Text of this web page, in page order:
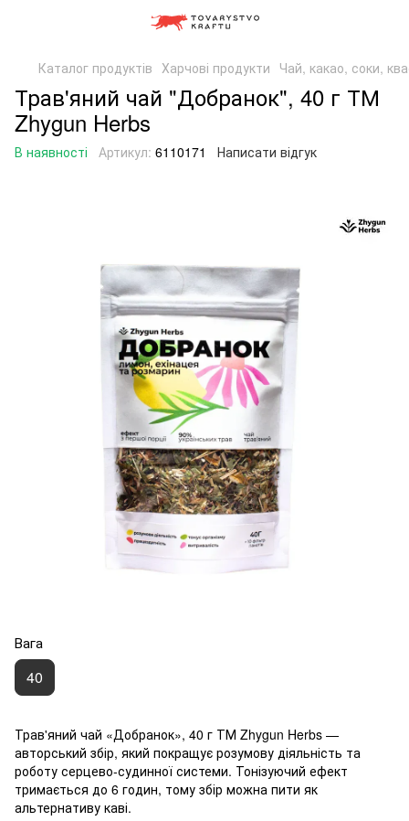
Каталог продуктів Харчові продукти Чай, какао, соки,
Трав'яний чай "Добранок", 40 г ТМ
Zhygun Herbs
В наявності Артикул: 6110171 Написати відгук
Вага
40
Трав'яний чай «Добранок», 40 г ТМ Zhygun Herbs —
авторський збір, який покращує розумову діяльність та
роботу серцево-судинної системи. Тонізуючий ефект
тримається до 6 годин, тому збір можна пити як
альтернативу каві.